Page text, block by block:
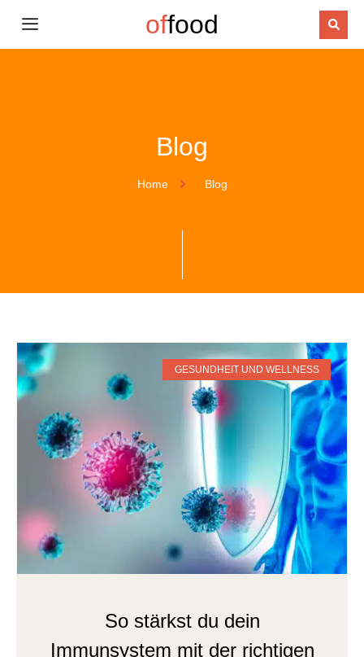
offood
Blog
Home Blog
GESUNDHEIT UND WELLNESS
So stärkst du dein
Immunsystem mit der richtigen